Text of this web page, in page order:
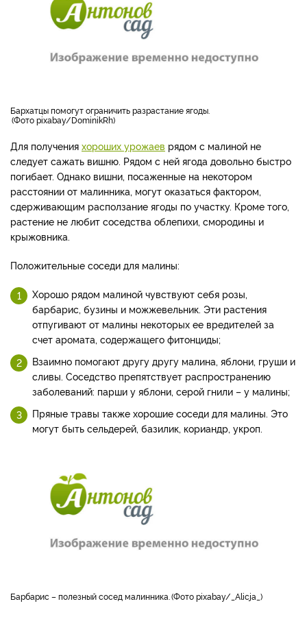
бархатцы помогут ограничить разрастание ягоды.
Фото pixabay/DominikRh
Для получения хороших урожаев рядом с малиной не
следует сажать вишню. Рядом с ней ягода довольно быстро
погибает. Однако вишни, посаженные на некотором
расстоянии от малинника, могут оказаться фактором,
сдерживающим расползание ягоды по участку. Кроме того,
растение не любит соседства облепихи, смородины и
крыжовника.
Положительные соседи для малины:
Хорошо рядом малиной чувствуют себя розы,
барбарис, бузины и можжевельник. Эти растения
отпугивают от малины некоторых ее вредителей за
счет аромата, содержащего фитонциды;
Взаимно помогают другу другу малина, яблони, груши и
сливы. Соседство препятствует распространению
заболеваний: парши у яблони, серой гнили – у малины;
Пряные травы также хорошие соседи для малины. Это
могут быть сельдерей, базилик, кориандр, укроп.
барбарис – полезный сосед малинника. Фото pixabay/_Alicja_